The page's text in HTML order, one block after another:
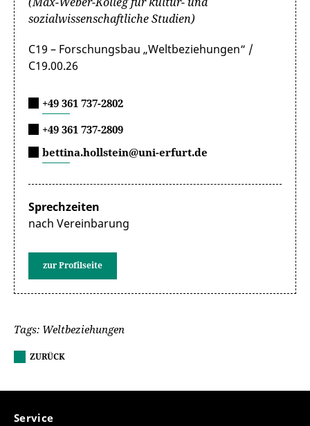
sozialwissenschaftliche Studien)
C19 – Forschungsbau „Weltbeziehungen“ /
C19.00.26
+49 361 737-2802
+49 361 737-2809
bettina.hollstein@uni-erfurt.de
Sprechzeiten
nach Vereinbarung
zur Profilseite
Tags: Weltbeziehungen
ZURÜCK
Service